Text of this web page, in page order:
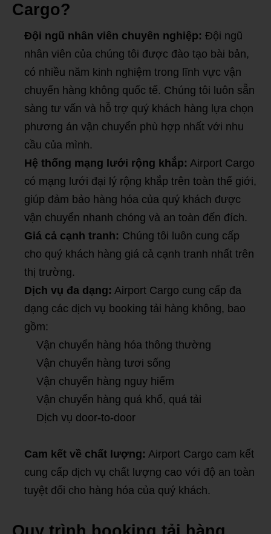
Cargo?
Đội ngũ nhân viên chuyên nghiệp: Đội ngũ
nhân viên của chúng tôi được đào tạo bài bản,
có nhiều năm kinh nghiệm trong lĩnh vực vận
chuyển hàng không quốc tế. Chúng tôi luôn sẵn
sàng tư vấn và hỗ trợ quý khách hàng lựa chọn
phương án vận chuyển phù hợp nhất với nhu
cầu của mình.
Hệ thống mạng lưới rộng khắp: Airport Cargo
có mạng lưới đại lý rộng khắp trên toàn thế giới,
giúp đảm bảo hàng hóa của quý khách được
vận chuyển nhanh chóng và an toàn đến đích.
Giá cả cạnh tranh: Chúng tôi luôn cung cấp
cho quý khách hàng giá cả cạnh tranh nhất trên
thị trường.
Dịch vụ đa dạng: Airport Cargo cung cấp đa
dạng các dịch vụ booking tải hàng không, bao
gồm:
Vận chuyển hàng hóa thông thường
Vận chuyển hàng tươi sống
Vận chuyển hàng nguy hiểm
Vận chuyển hàng quá khổ, quá tải
Dịch vụ door-to-door
Cam kết về chất lượng: Airport Cargo cam kết
cung cấp dịch vụ chất lượng cao với độ an toàn
tuyệt đối cho hàng hóa của quý khách.